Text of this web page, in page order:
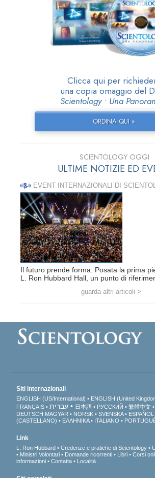
Clicca qui per
una copia omaggio del
Scientology • Una
ORDINA QUI »
SCIENTOLOGY OGGI
ULTIME NOTIZIE ED
EVENT INTERNAZIONALI DI
Il futuro prende forma: Posata la prima
L. Ron Hubbard Hall, un punto di
guarda altri articoli >
Siti internazionali
ENGLISH (US/International) ENGLISH (United
FRANÇAIS
עברית 日本語 РУССКИЙ 繁體中文
DEUTSCH MAGYAR NORSK SVENSKA
(CASTELLANO)
ΕΛΛΗΝΙΚA ITALIANO
Link
L. Ron Hubbard Credenze e pratiche di Scientology
Ministri Volontari
Domande ricorrenti Libri Corsi
informazioni
Contatta Località